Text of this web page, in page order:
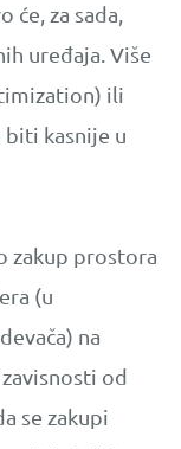
će, za sada,
uređaja. Više
ili
biti kasnije u
zakup prostora
(u
na
od
se zakupi